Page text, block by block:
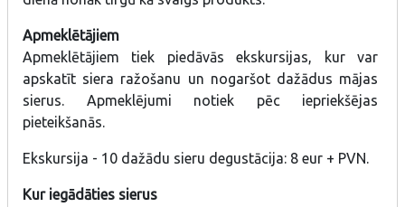
Apmeklētājiem
Apmeklētājiem tiek piedāvās ekskursijas, kur var
apskatīt siera ražošanu un nogaršot dažādus mājas
sierus. Apmeklējumi notiek pēc iepriekšējas
pieteikšanās.
Ekskursija - 10 dažādu sieru degustācija: 8 eur + PVN.
Kur iegādāties sierus